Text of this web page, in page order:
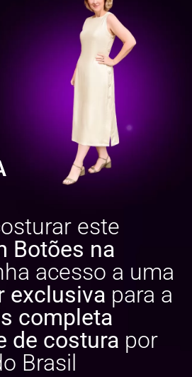
este
Botões na
acesso a uma
exclusiva para a
completa
de costura por
Brasil